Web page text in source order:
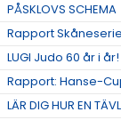
PÅSKLOVS SCHEMA
Rapport
LUGI Judo 60 år i år!
Rapport: Hanse-
LÄR DIG HUR EN